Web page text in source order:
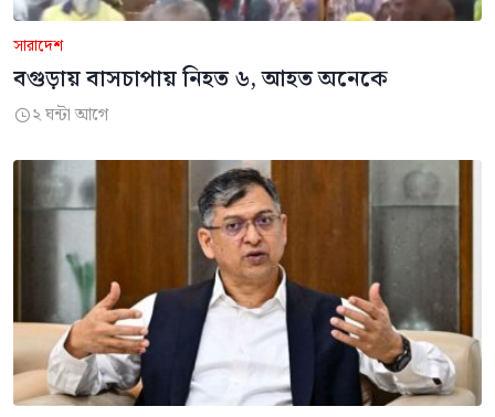
সারাদেশ
বগুড়ায় বাসচাপায় নিহত ৬, আহত অনেকে
২ ঘন্টা আগে